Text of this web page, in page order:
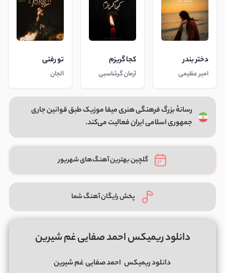
دختر بندر
امیر عظیمی
کجا گریزم
آرمان گرشاسبی
تو رفتی
الجان
رسانهٔ بزرگ فرهنگی هنری میفا موزیک طبق قوانین جاری
جمهوری اسلامی ایران فعالیت می‌کند.
گلچین بهترین آهنگ‌های شهریور
پخش رایگان آهنگ شما
دانلود ریمیکس احمد صفایی غم شیرین
دانلود ریمیکس احمد صفاییغم شیرین